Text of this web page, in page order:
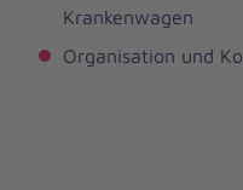
Krankenwagen
Organisation und